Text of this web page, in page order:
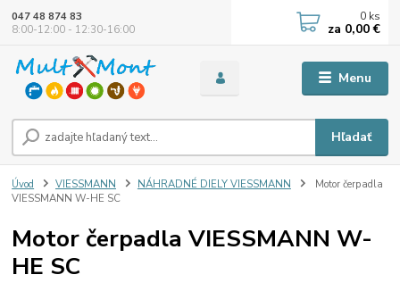
Menu
Hľadať
047 48 874 83
8:00-12:00 - 12:30-16:00
0 ks
za 0,00 €
Úvod VIESSMANN NÁHRADNÉ DIELY VIESSMANN
Motor čerpadla
VIESSMANN W-HE SC
Motor čerpadla VIESSMANN W-
HE SC